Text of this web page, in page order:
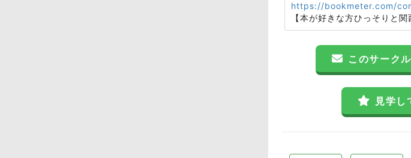
https://bookmeter.com/
【本が好きな方ひっそりと関
このサーク
見学し